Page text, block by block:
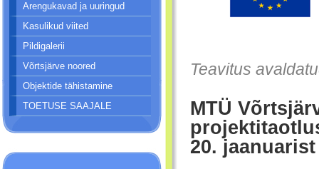
Arengukavad ja uuringud
Kasulikud viited
Pildigalerii
Võrtsjärve noored
Objektide tähistamine
TOETUSE SAAJALE
Teavitus
MTÜ
20.